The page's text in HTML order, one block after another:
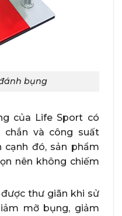
bụng
của Life Sport có
và công suất
cạnh đó, sản phẩm
nên không chiếm
thư giãn khi sử
mỡ bụng, giảm